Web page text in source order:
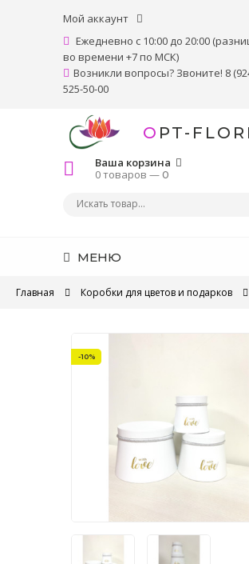
Мой аккаунт
Ежедневно с 10:00 до 20:00
во времени +7 по МСК)
Возникли вопросы? Звоните! 8
525-50-00
OPT-
Ваша корзина
0 товаров —0
МЕНЮ
Главная Коробки для цветов и подарков
-10%